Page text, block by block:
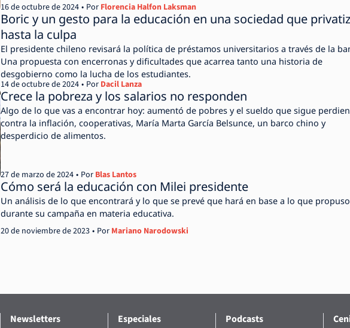
Por Florencia Halfon Laksman
16 de octubre de 2024
Boric y un gesto para la educación en una sociedad que
hasta la culpa
El presidente chileno revisará la política de préstamos universitarios a través de la
Una propuesta con encerronas y dificultades que acarrea tanto una historia de
desgobierno como la lucha de los estudiantes.
Por Dacil Lanza
14 de octubre de 2024
Crece la pobreza y los salarios no responden
Algo de lo que vas a encontrar hoy: aumentó de pobres y el sueldo que sigue
contra la inflación, cooperativas, María Marta García Belsunce, un barco chino y
desperdicio de alimentos.
Por Blas Lantos
27 de marzo de 2024
Cómo será la educación con Milei presidente
Un análisis de lo que encontrará y lo que se prevé que hará en base a lo que propuso
durante su campaña en materia educativa.
Por Mariano Narodowski
20 de noviembre de 2023
Newsletters Especiales Podcasts